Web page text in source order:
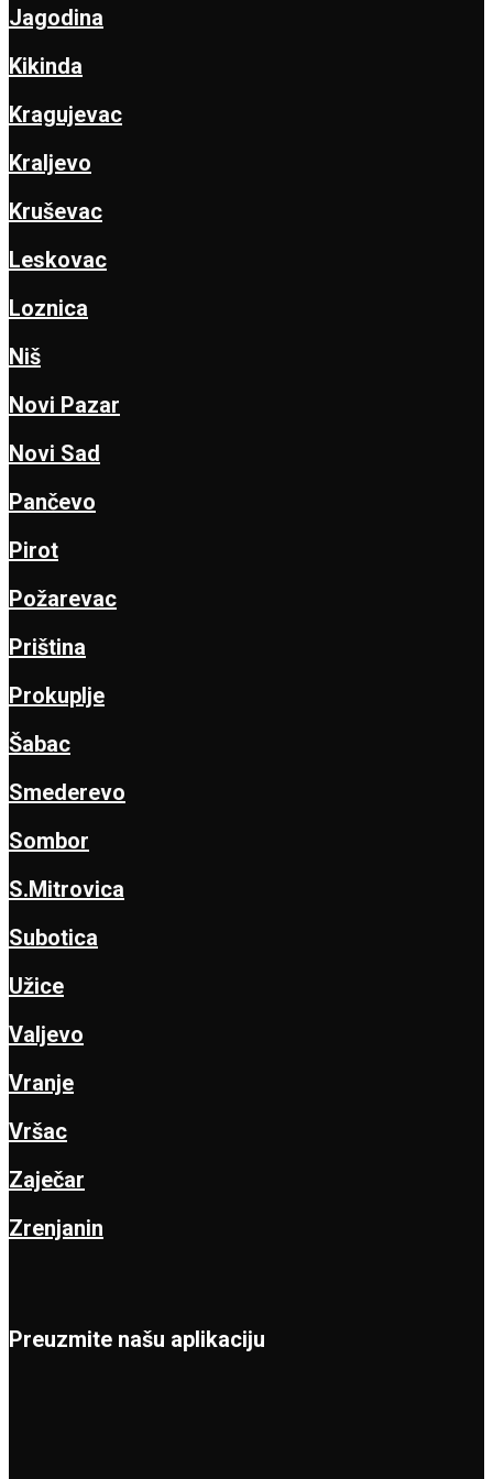
Jagodina
Kikinda
Kragujevac
Kraljevo
Kruševac
Leskovac
Loznica
Niš
Novi Pazar
Novi Sad
Pančevo
Pirot
Požarevac
Priština
Prokuplje
Šabac
Smederevo
Sombor
S.Mitrovica
Subotica
Užice
Valjevo
Vranje
Vršac
Zaječar
Zrenjanin
Preuzmite našu aplikaciju